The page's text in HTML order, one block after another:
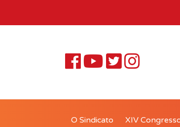
O Sindicato XIV